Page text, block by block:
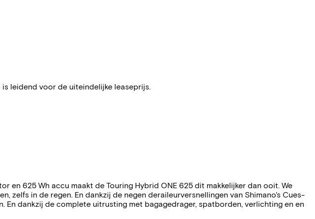
leidend voor de uiteindelijke leaseprijs.
en 625 Wh accu maakt de Touring Hybrid ONE 625 dit makkelijker dan ooit. We
in de regen. En dankzij de negen deraileurversnellingen van Shimano's Cues-
En dankzij de complete uitrusting met bagagedrager, spatborden, verlichting en en